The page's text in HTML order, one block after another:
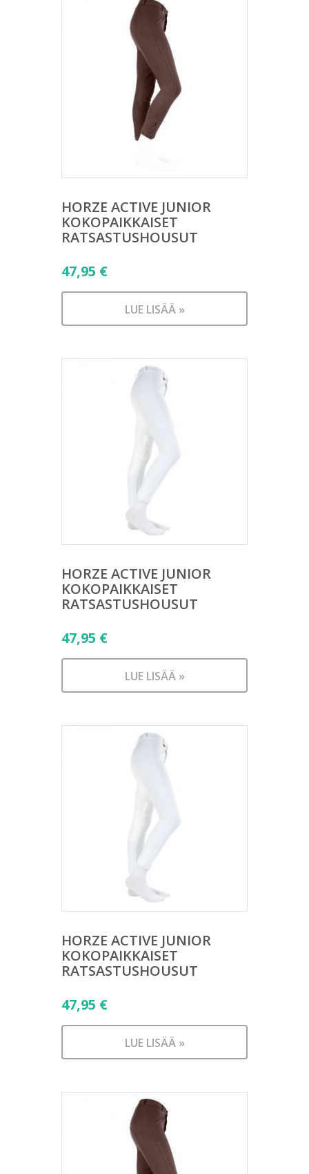
HORZE ACTIVE JUNIOR
KOKOPAIKKAISET
RATSASTUSHOUSUT
47,95 €
LUE LISÄÄ »
HORZE ACTIVE JUNIOR
KOKOPAIKKAISET
RATSASTUSHOUSUT
47,95 €
LUE LISÄÄ »
HORZE ACTIVE JUNIOR
KOKOPAIKKAISET
RATSASTUSHOUSUT
47,95 €
LUE LISÄÄ »